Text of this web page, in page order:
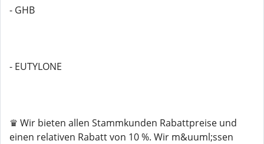
- GHB
- EUTYLONE
♛ Wir bieten allen Stammkunden Rabattpreise und
einen relativen Rabatt von 10 %. Wir m&uuml;ssen